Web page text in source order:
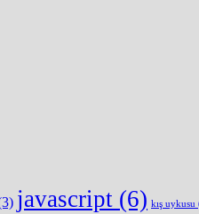
javascript (6) kış uykusu